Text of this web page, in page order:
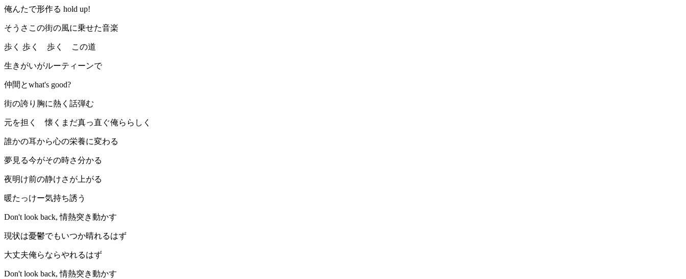
俺んたで形作る hold up!
そうさこの街の風に乗せた音楽
歩く 歩く 歩く この道
生きがいがルーティーンで
仲間とwhat's good?
街の誇り胸に熱く話弾む
元を担く 懐くまだ真っ直ぐ俺ららしく
誰かの耳から心の栄養に変わる
夢見る今がその時さ分かる
夜明け前の静けさが上がる
暖たっけー気持ち誘う
Don't look back, 情熱突き動かす
現状は憂鬱でもいつか晴れるはず
大丈夫俺らならやれるはず
Don't look back, 情熱突き動かす